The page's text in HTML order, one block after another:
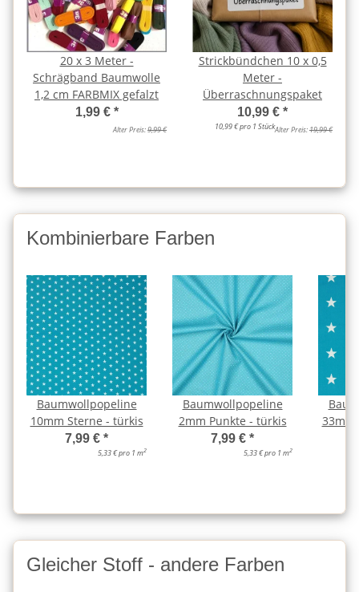
20 x 3 Meter -
Schrägband Baumwolle
1,2 cm FARBMIX gefalzt
1,99 € *
Alter Preis:9,99 €
Strickbündchen 10 x 0,5
Meter -
Überraschnungspaket
10,99 € *
10,99 € pro 1 StückAlter Preis:19,99 €
Kombinierbare Farben
Baumwollpopeline
10mm Sterne - türkis
7,99 € *
5,33 € pro 1 m2
Baumwollpopeline
2mm Punkte - türkis
7,99 € *
5,33 € pro 1 m2
33mm
Gleicher Stoff - andere Farben